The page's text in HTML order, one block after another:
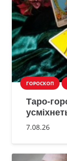
ГОРОСКОП
Таро-
7.08.26